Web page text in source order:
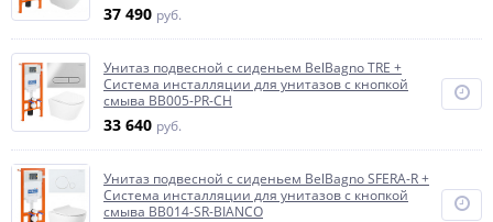
37 490 руб.
Унитаз подвесной с сиденьем BelBagno TRE +
Система инсталляции для унитазов с кнопкой
смыва BB005-PR-CH
33 640 руб.
Унитаз подвесной с сиденьем BelBagno SFERA-R +
Система инсталляции для унитазов с кнопкой
смыва BB014-SR-BIANCO